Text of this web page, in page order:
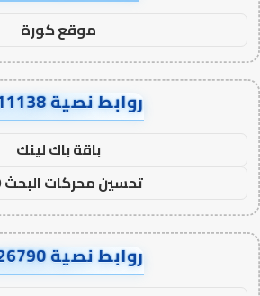
موقع كورة
روابط نصية AA11138
باقة باك لينك
تحسين محركات البحث SEO
روابط نصية AA26790